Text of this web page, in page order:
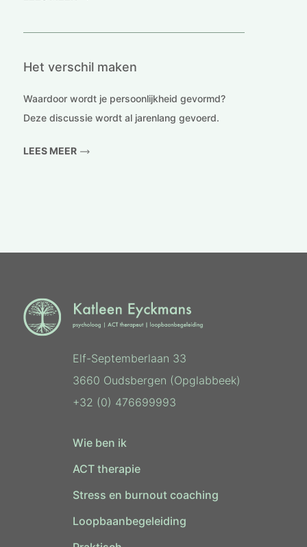
Het verschil maken
Waardoor wordt je persoonlijkheid gevormd?
Deze discussie wordt al jarenlang gevoerd.
LEES MEER
Elf-Septemberlaan 33
3660 Oudsbergen (Opglabbeek)
+32 (0) 476699993
Wie ben ik
ACT therapie
Stress en burnout coaching
Loopbaanbegeleiding